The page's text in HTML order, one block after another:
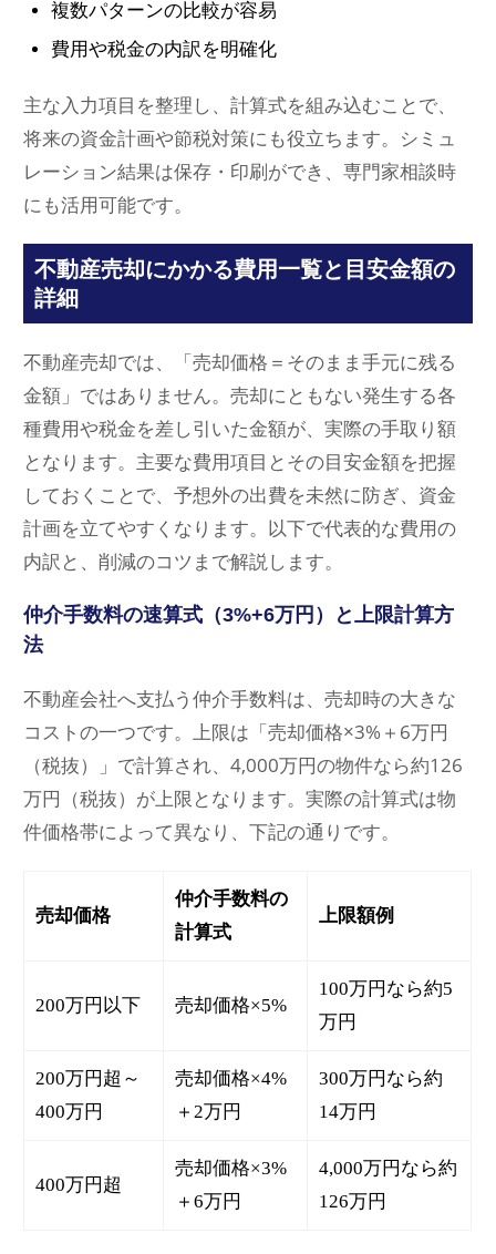
複数パターンの比較が容易
費用や税金の内訳を明確化
主な入力項目を整理し、計算式を組み込むことで、
将来の資金計画や節税対策にも役立ちます。シミュ
レーション結果は保存・印刷ができ、専門家相談時
にも活用可能です。
不動産売却にかかる費用一覧と目安金額の
詳細
不動産売却では、「売却価格＝そのまま手元に残る
金額」ではありません。売却にともない発生する各
種費用や税金を差し引いた金額が、実際の手取り額
となります。主要な費用項目とその目安金額を把握
しておくことで、予想外の出費を未然に防ぎ、資金
計画を立てやすくなります。以下で代表的な費用の
内訳と、削減のコツまで解説します。
仲介手数料の速算式（3%+6万円）と上限計算方
法
不動産会社へ支払う仲介手数料は、売却時の大きな
コストの一つです。上限は「売却価格×3%＋6万円
（税抜）」で計算され、4,000万円の物件なら約126
万円（税抜）が上限となります。実際の計算式は物
件価格帯によって異なり、下記の通りです。
売却価格
仲介手数料の
計算式
上限額例
200万円以下 売却価格×5%
100万円なら約5
万円
200万円超～
400万円
売却価格×4%
＋2万円
300万円なら約
14万円
400万円超
売却価格×3%
＋6万円
4,000万円なら約
126万円